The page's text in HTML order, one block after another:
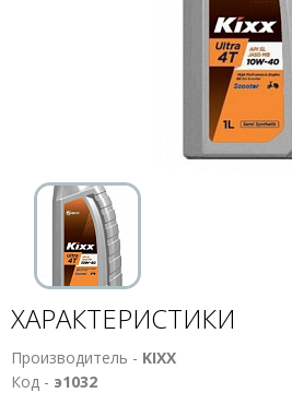
ХАРАКТЕРИСТИКИ
Производитель - KIXX
Код - э1032